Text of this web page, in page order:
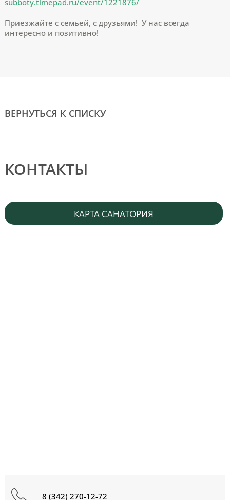
Приезжайте с семьей, с друзьями! У нас всегда
интересно и позитивно!
ВЕРНУТЬСЯ К СПИСКУ
КОНТАКТЫ
КАРТА САНАТОРИЯ
8 (342) 270-12-72